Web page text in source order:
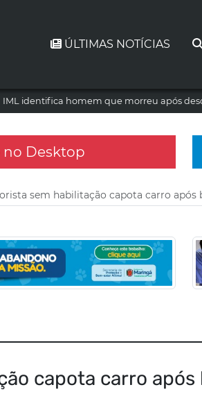
ÚLTIMAS NOTÍCIAS
IML identifica homem que morreu após
no Desktop
sem habilitação capota carro
capota carro